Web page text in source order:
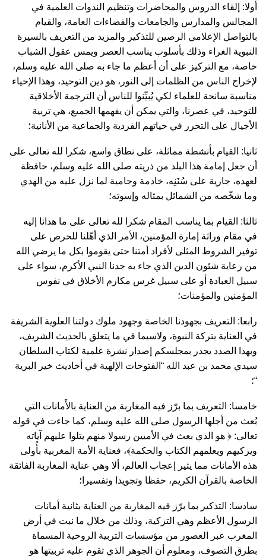
أولا: إلقاء الدروس والمحاضرات وتنظيم الندوات العلمية في
المجالس والمدارس والجامعات والفضاءات العامة، والقيام
بالتواصل الإعلامي الرصين للتذكير والمزيد من التعريف بالسيرة
النبوية الغراء وذلك بأسلوب يناسب العصر ويمس عقول الشباب
خاصة، مع التركيز على أن أعظم ما جاء به صلى الله عليه وسلم،
لإخراج الناس من الظلمات إلى النور، هو دين التوحيد، وهذا الإحياء
مناسبة سانحة للعلماء لكي يُبيِّنوا للناس أن الترجمة الأخلاقية
للتوحيد، في عصرنا، والتي يمكن أن يفهمها الجميع، هي تربية
الأجيال على التحرر في حياتهم الفردية والجماعية من الأنانية؛
ثانيا: القيام بأنشطة مماثلة، على نطاق واسع، شكرا لله تعالى على
أن جعل إمامة هذا البلد من ذريته صلى الله عليه وسلم، حافظة
لعهده، جارية على سُنَنِه، خادمة وحامية لما نزل عليه من الهدي
وما شخّصه من الشمائل بمثاله وإسوته؛
ثالثا: القيام بما يناسب المقام شكرا لله تعالى على ما هدانا إليه
في مقام وراثة إمارة المؤمنين، الأمر الذي أهّلنا للحرص على
توفير الشروط المثلى لأفراد أمتنا حتى يقوموا بكل ما يرضي الله
من رعاية شئون الدين الذي جاء به جدنا النبي الأكرم، سواء على
سبيل العبادة أو على سبيل غرس مكارم الأخلاق في نفوس
المؤمنين والمؤمنات؛
رابعا: التعريف بجهودنا الخاصة وجهود ملوك دولتنا العلوية الشريفة
في العناية بتركة النبوة، ولاسيما في ما يتعلق بالحديث الشريف،
وبهذا الصدد يجدر بمجلسكم إصدار نشرة علمية لكتاب السلطان
سيدي محمد بن عبد الله “الفتوحات الإلهية في أحاديث خير البرية
“؛
خامسا: التعريف بما برّز فيه المغاربة من العناية بالأَمانات التي
بُعث من أجلها الرسول صلى الله عليه وسلم، كما جاءت في قوله
تعالى: ﴿ هو الذي بعث في الأميين رسولا منهم يتلوا عليهم آياته
ويزكيهم ويعلمهم الكتاب والحكمة﴾، فعناية الأمة المغربية بأُولى
هذه الأمانات مما يثير إعجاب العالم، ألا وهي عناية المغاربة الفائقة
الخاصة بالقرآن الكريم، حفظا وتجويدا وتفسيرا؛
سادسا: التذكير بما برّز فيه المغاربة من العناية بثانية أمانات
الرسول الأعظم وهي التزكية، وذلك من خلال ما نبت في أرض
المغرب عبر العصور من مؤسسات التربية الروحية المسماة
بطرق التصوف، ومعلوم أن الجوهر الذي تقوم عليه تربيتها هو